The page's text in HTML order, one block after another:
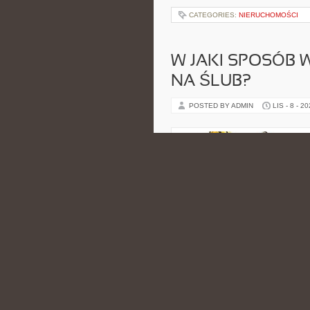
CATEGORIES: NIERUCHOMOŚCI
W JAKI SPOSÓB
NA ŚLUB?
POSTED BY ADMIN LIS - 8 -